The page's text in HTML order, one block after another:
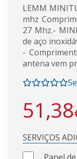
LEMM
mhz
27 Mhz.-
de aço
-
antena vem
51,38
SERVIÇOS